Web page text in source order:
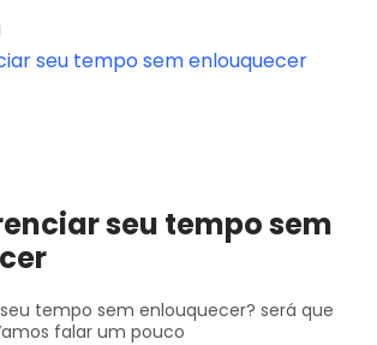
seu tempo sem
tempo sem enlouquecer? será que
falar um pouco